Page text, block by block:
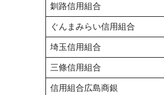
釧路信用組合
ぐんまみらい信用組合
埼玉信用組合
三條信用組合
信用組合広島商銀